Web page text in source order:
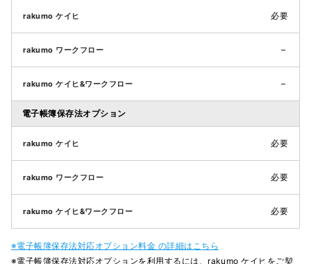
必要
–
–
電子帳簿保存法オプション
必要
必要
必要
※電子帳簿保存法対応オプション料金 の詳細はこちら
※電子帳簿保存法対応オプションを利用するには、rakumo ケイヒをご契